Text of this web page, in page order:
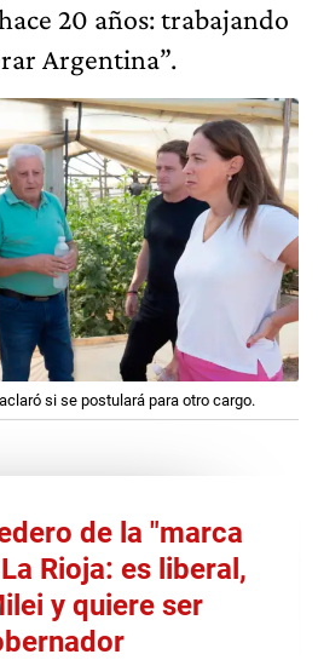
20 años: trabajando
Argentina”.
si se postulará para otro cargo.
de la "marca
Rioja: es liberal,
y quiere ser